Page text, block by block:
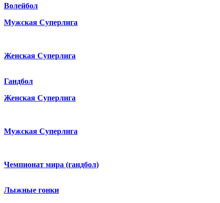
Волейбол
Мужская Суперлига
Женская Суперлига
Гандбол
Женская Суперлига
Мужская Суперлига
Чемпионат мира (гандбол)
Лыжные гонки